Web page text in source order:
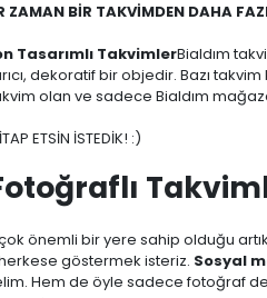
ZAMAN BİR TAKVİMDEN DAHA
Tasarımlı TakvimlerBialdım
dekoratif bir objedir. Bazı
olan ve sadece Bialdım
ETSİN İSTEDİK! :)
önemli bir yere sahip olduğu
göstermek isteriz. Sosyal
Hem de öyle sadece fotoğraf